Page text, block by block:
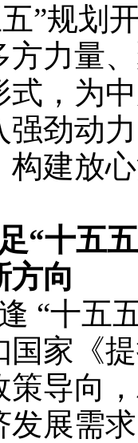
”规划
方力量
式，为
强劲动
构建放
“十五
方向
“十五
国家《
策导向
发展需